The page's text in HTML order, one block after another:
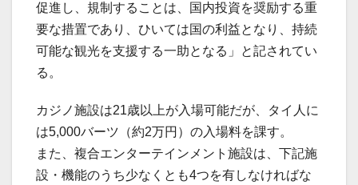
促進し、規制することは、国内投資を奨励する重
要な措置であり、ひいては国の利益となり、持続
可能な観光を支援する一助となる」と記されてい
る。
カジノ施設は21歳以上が入場可能だが、タイ人に
は5,000バーツ（約2万円）の入場料を課す。
また、複合エンターテインメント施設は、下記施
設・機能のうち少なくとも4つを有しなければな